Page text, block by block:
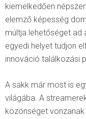
kiemelkedően
elemző képesség
múltja lehetőséget ad
egyedi helyet tudjon
innováció találkozási
A sakk már most is
világába. A
közönséget